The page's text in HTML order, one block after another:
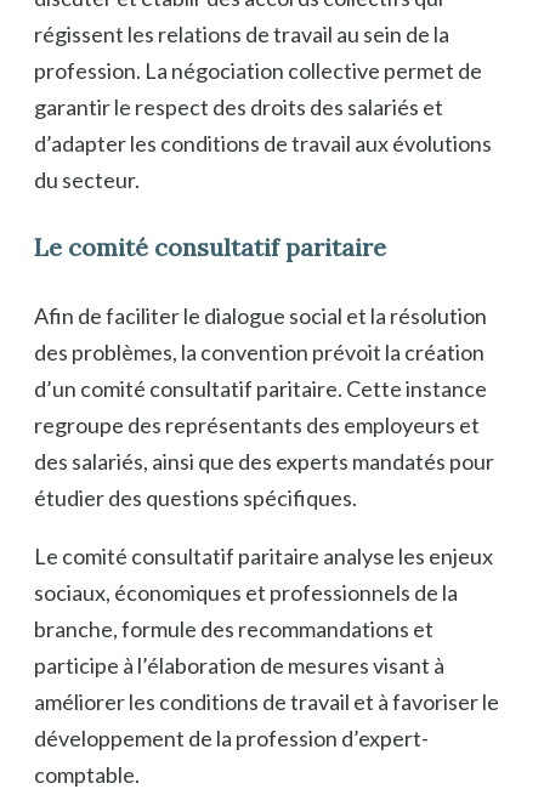
régissent les relations de travail au sein de la
profession. La négociation collective permet de
garantir le respect des droits des salariés et
d’adapter les conditions de travail aux évolutions
du secteur.
Le comité consultatif paritaire
Afin de faciliter le dialogue social et la résolution
des problèmes, la convention prévoit la création
d’un comité consultatif paritaire. Cette instance
regroupe des représentants des employeurs et
des salariés, ainsi que des experts mandatés pour
étudier des questions spécifiques.
Le comité consultatif paritaire analyse les enjeux
sociaux, économiques et professionnels de la
branche, formule des recommandations et
participe à l’élaboration de mesures visant à
améliorer les conditions de travail et à favoriser le
développement de la profession d’expert-
comptable.